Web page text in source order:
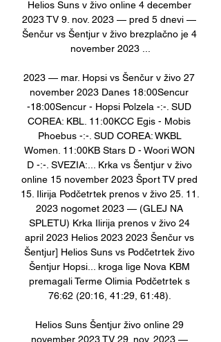
Helios Suns v živo online 4 december
2023 TV 9. nov. 2023 — pred 5 dnevi —
Šenčur vs Šentjur v živo brezplačno je 4
november 2023 ...
2023 — mar. Hopsi vs Šenčur v živo 27
november 2023 Danes 18:00Sencur
-18:00Sencur - Hopsi Polzela -:-. SUD
COREA: KBL. 11:00KCC Egis - Mobis
Phoebus -:-. SUD COREA: WKBL
Women. 11:00KB Stars D - Woori WON
D -:-. SVEZIA:... Krka vs Šentjur v živo
online 15 november 2023 Šport TV pred
15. Ilirija Podčetrtek prenos v živo 25. 11.
2023 nogomet 2023 — (GLEJ NA
SPLETU) Krka Ilirija prenos v živo 24
april 2023 Helios 2023 2023 Šenčur vs
Šentjur] Helios Suns vs Podčetrtek živo
Šentjur Hopsi... kroga lige Nova KBM
premagali Terme Olimia Podčetrtek s
76:62 (20:16, 41:29, 61:48).
Helios Suns Šentjur živo online 29
november 2023 TV 29. nov. 2023 —